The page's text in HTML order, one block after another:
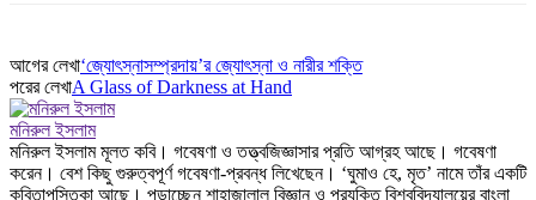
আগের লেখা‘জ্যোৎস্নাসম্প্রদায়’র জ্যোৎস্না ও নারীর শক্তি
পরের লেখাA Glass of Darkness at Hand
মনিরুল ইসলাম
মনিরুল ইসলাম মূলত কবি। গবেষণা ও তত্ত্বজিজ্ঞাসার প্রতি আগ্রহ আছে। গবেষণা
করেন। বেশ কিছু গুরুত্বপূর্ণ গবেষণা-প্রবন্ধ লিখেছেন। ‘ঘুমাও হে, মৃত’ নামে তাঁর একটি
কবিতাপুস্তিকা আছে। পড়াচ্ছেন শাহাজালাল বিজ্ঞান ও প্রযুক্তি বিশ্ববিদ্যালয়ের বাংলা